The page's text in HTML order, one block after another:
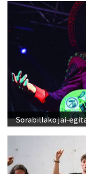
Sorabillako jai-